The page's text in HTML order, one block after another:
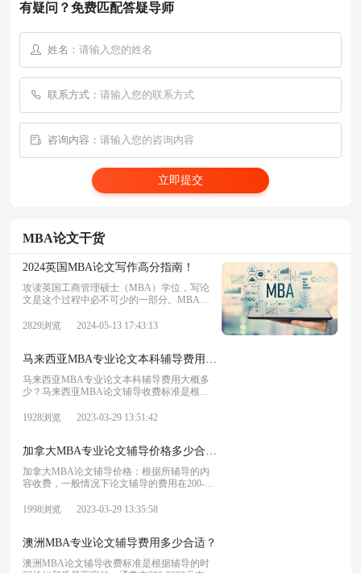
有疑问？免费匹配答疑导师
姓名：
联系方式：
咨询内容：
立即提交
MBA论文干货
2024英国MBA论文写作高分指南！
攻读英国工商管理硕士（MBA）学位，写论
文是这个过程中必不可少的一部分。MBA论
力的体现，需要学生深入探索感兴趣的话题并
2829浏览 2024-05-13 17:43:13
马来西亚MBA专业论文本科辅导费用大概多少？
马来西亚MBA专业论文本科辅导费用大概多
少？马来西亚MBA论文辅导收费标准是根据
3000元左右，如果学生的基础差，或者是学校
1928浏览 2023-03-29 13:51:42
加拿大MBA专业论文辅导价格多少合适？
加拿大MBA论文辅导价格：根据所辅导的内
容收费，一般情况下论文辅导的费用在200-
辅导时间和质量也会有所差别。接下来我们一
1998浏览 2023-03-29 13:35:58
澳洲MBA专业论文辅导费用多少合适？
澳洲MBA论文辅导收费标准是根据辅导的时